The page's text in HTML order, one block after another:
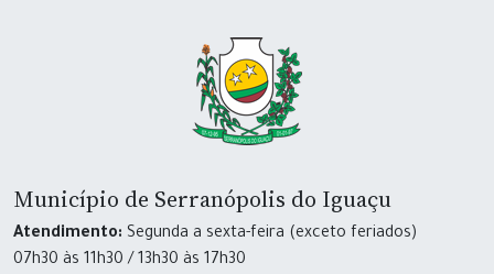
Município de Serranópolis do Iguaçu
Atendimento: Segunda a sexta-feira (exceto feriados)
07h30 às 11h30 / 13h30 às 17h30